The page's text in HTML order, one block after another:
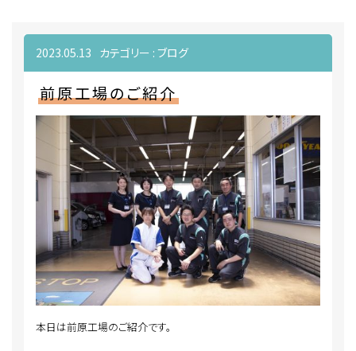
2023.05.13 カテゴリー : ブログ
前原工場のご紹介
本日は前原工場のご紹介です。